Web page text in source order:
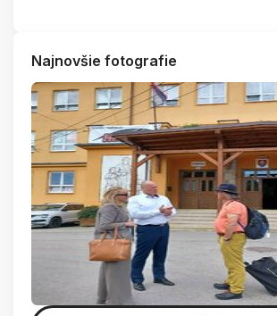
Najnovšie fotografie